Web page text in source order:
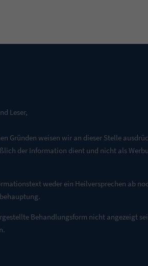
Leser,
Gründen weisen wir an dieser Stelle
der Information dient und nicht als
weder ein Heilversprechen ab
Behandlungsform nicht angezeigt